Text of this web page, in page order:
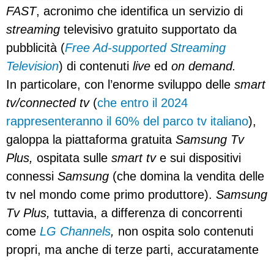
FAST, acronimo che identifica un servizio di
streaming televisivo gratuito supportato da
pubblicità (Free Ad-supported Streaming
Television) di contenuti live ed on demand.
In particolare, con l’enorme sviluppo delle smart
tv/connected tv(che entro il 2024
rappresenteranno il 60% del parco tv italiano),
galoppa la piattaforma gratuita Samsung Tv
Plus, ospitata sulle smart tve sui dispositivi
connessi Samsung (che domina la vendita delle
tv nel mondo come primo produttore). Samsung
Tv Plus, tuttavia, a differenza di concorrenti
come LG Channels, non ospita solo contenuti
propri, ma anche di terze parti, accuratamente